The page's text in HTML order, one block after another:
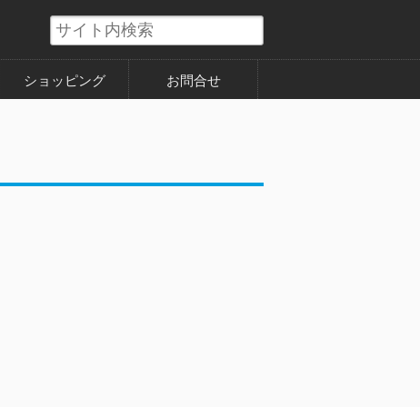
ショッピング お問合せ